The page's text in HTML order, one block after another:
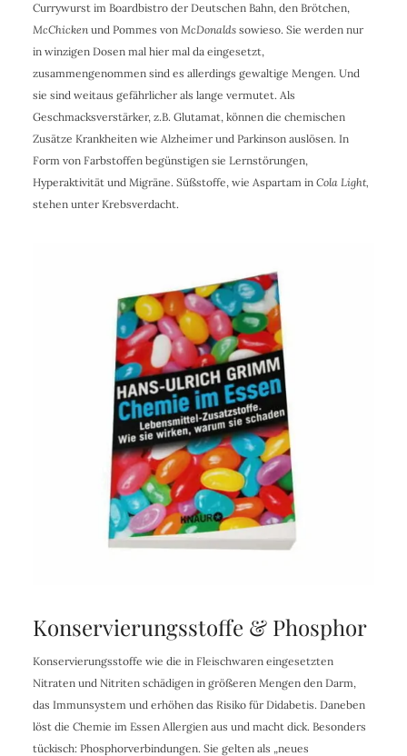
Currywurst im Boardbistro der Deutschen Bahn, den Brötchen,
McChickenund Pommes von McDonalds sowieso. Sie werden nur
in winzigen Dosen mal hier mal da eingesetzt,
zusammengenommen sind es allerdings gewaltige Mengen. Und
sie sind weitaus gefährlicher als lange vermutet. Als
Geschmacksverstärker, z.B. Glutamat, können die chemischen
Zusätze Krankheiten wie Alzheimer und Parkinson auslösen. In
Form von Farbstoffen begünstigen sie Lernstörungen,
Hyperaktivität und Migräne. Süßstoffe, wie Aspartam in Cola Light,
stehen unter Krebsverdacht.
Konservierungsstoffe & Phosphor
Konservierungsstoffe wie die in Fleischwaren eingesetzten
Nitraten und Nitriten schädigen in größeren Mengen den Darm,
das Immunsystem und erhöhen das Risiko für Didabetis. Daneben
löst die Chemie im Essen Allergien aus und macht dick. Besonders
tückisch: Phosphorverbindungen. Sie gelten als „neues